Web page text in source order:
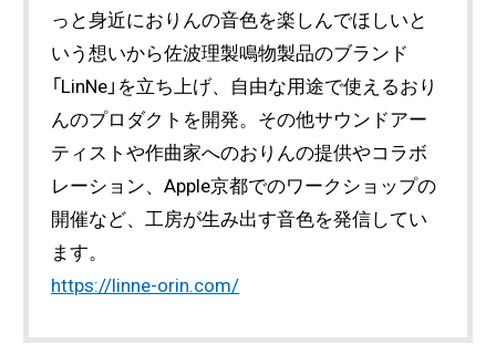
っと身近におりんの音色を楽しんでほしいと
いう想いから佐波理製鳴物製品のブランド
「LinNe」を立ち上げ、自由な用途で使えるおり
んのプロダクトを開発。その他サウンドアー
ティストや作曲家へのおりんの提供やコラボ
レーション、Apple京都でのワークショップの
開催など、工房が生み出す音色を発信してい
ます。
https://linne-orin.com/